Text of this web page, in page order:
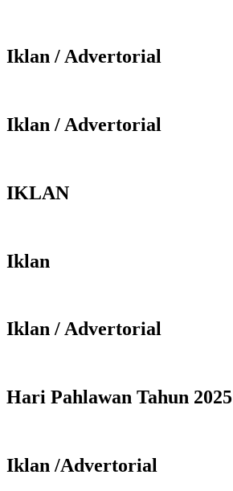
Iklan / Advertorial
Iklan / Advertorial
IKLAN
Iklan
Iklan / Advertorial
Hari Pahlawan Tahun 2025
Iklan /Advertorial